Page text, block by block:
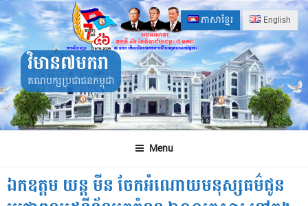
Skip
to
content
ភាសាខ្មែរ English
វិមាន៧មករា
គណបក្សប្រជាជនកម្ពុជា
Menu
ឯកឧត្តម យន្ត មីន ចែកអំណោយមនុស្សធម៌ជូន